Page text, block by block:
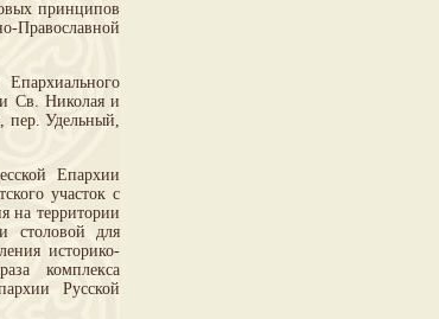
принципов
Православной
Св. Николая и
пер. Удельный,
Епархии
участок с
на территории
столовой для
историко-
комплекса
Русской